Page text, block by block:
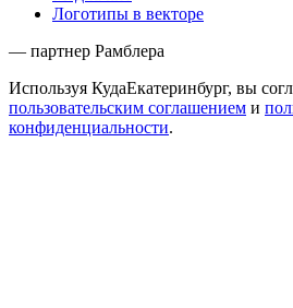
Логотипы в векторе
— партнер Рамблера
Используя КудаЕкатеринбург, вы
пользовательским соглашением и
конфиденциальности.